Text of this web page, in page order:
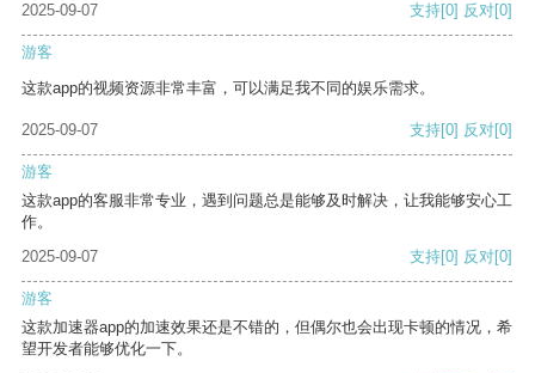
2025-09-07 支持[0] 反对[0]
游客
这款app的视频资源非常丰富，可以满足我不同的娱乐需求。
2025-09-07 支持[0] 反对[0]
游客
这款app的客服非常专业，遇到问题总是能够及时解决，让我能够安心工
作。
2025-09-07
支持[0] 反对[0]
游客
这款加速器app的加速效果还是不错的，但偶尔也会出现卡顿的情况，希
望开发者能够优化一下。